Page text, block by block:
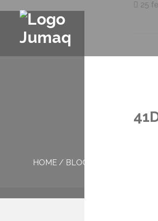
HOME / BLOG
25